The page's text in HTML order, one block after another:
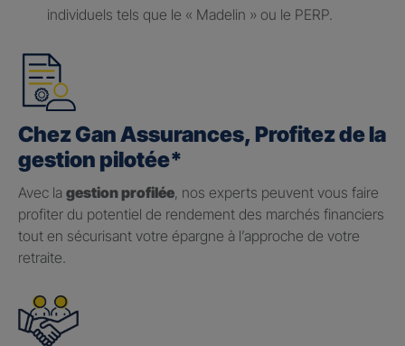
individuels tels que le « Madelin » ou le PERP.
Chez Gan Assurances, Profitez de la
gestion pilotée*
Avec la gestion profilée, nos experts peuvent vous faire
profiter du potentiel de rendement des marchés financiers
tout en sécurisant votre épargne à l’approche de votre
retraite.